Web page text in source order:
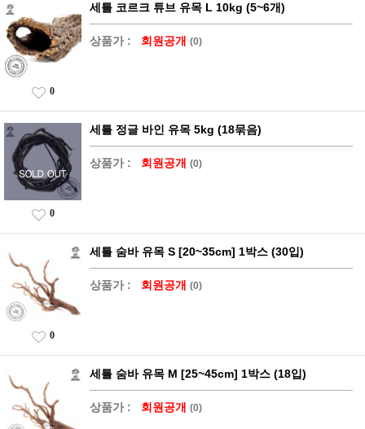
세틀 코르크 튜브 유목 L 10kg (5~6개)
상품가 : 회원공개 (0)
0
세틀 정글 바인 유목 5kg (18묶음)
상품가 : 회원공개 (0)
0
세틀 숨바 유목 S [20~35cm] 1박스 (30입)
상품가 : 회원공개 (0)
0
세틀 숨바 유목 M [25~45cm] 1박스 (18입)
상품가 : 회원공개 (0)